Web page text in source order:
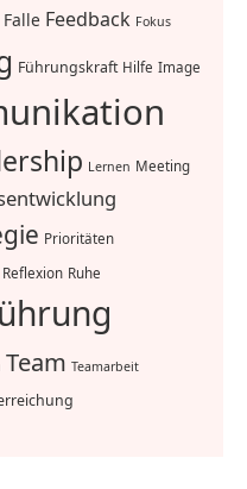
Falle Feedback Fokus
Führungskraft Hilfe Image
Lernen Meeting
Prioritäten
Reflexion Ruhe
Team Teamarbeit